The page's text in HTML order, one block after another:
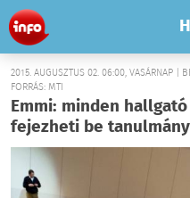
2015. AUGUSZTUS 02. 06:00, VASÁRNAP |
FORRÁS: MTI
Emmi: minden
fejezheti be